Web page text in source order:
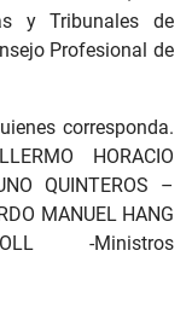
y Tribunales de
Profesional de
corresponda.
HORACIO
QUINTEROS –
MANUEL HANG
-Ministros